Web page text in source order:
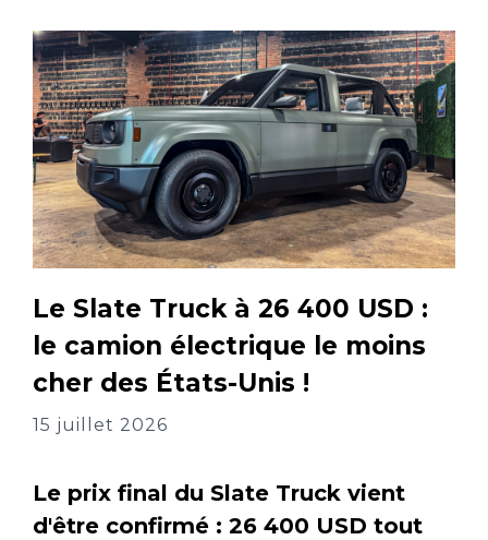
Le Slate Truck à 26 400 USD :
le camion électrique le moins
cher des États-Unis !
15 juillet 2026
Le prix final du Slate Truck vient
d'être confirmé : 26 400 USD tout